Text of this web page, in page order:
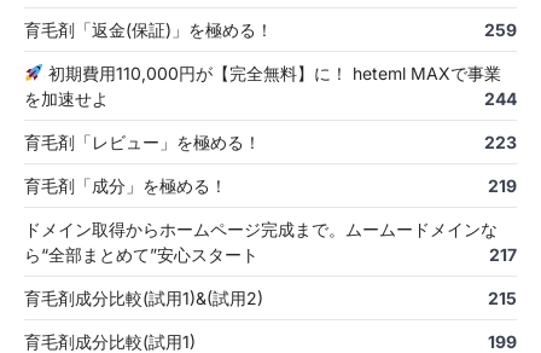
育毛剤「返金(保証)」を極める！ 259
初期費用110,000円が【完全無料】に！ heteml MAXで事業
を加速せよ
244
育毛剤「レビュー」を極める！ 223
育毛剤「成分」を極める！ 219
ドメイン取得からホームページ完成まで。ムームードメインな
ら“全部まとめて”安心スタート
217
育毛剤成分比較(試用1)&(試用2) 215
育毛剤成分比較(試用1) 199